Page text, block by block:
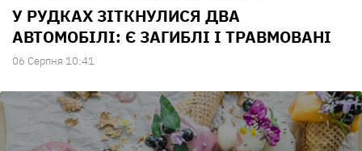
У РУДКАХ ЗІТКНУЛИСЯ ДВА
АВТОМОБІЛІ: Є ЗАГИБЛІ І ТРАВМОВАНІ
06 Серпня 10:41